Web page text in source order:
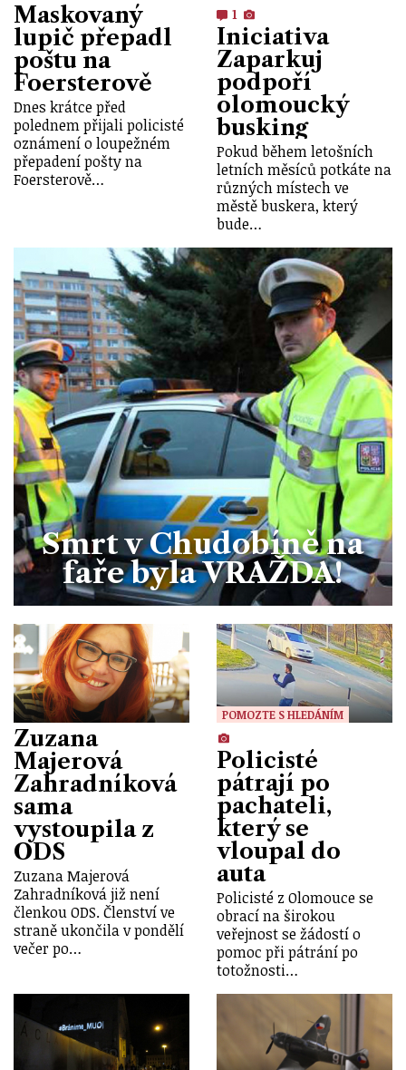
Maskovaný
lupič přepadl
poštu na
Foersterově
Dnes krátce před
polednem přijali policisté
oznámení o loupežném
přepadení pošty na
Foersterově…
1
Iniciativa
Zaparkuj
podpoří
olomoucký
busking
Pokud během letošních
letních měsíců potkáte na
různých místech ve
městě buskera, který
bude…
Smrt v Chudobíně na
faře byla VRAŽDA!
Zuzana
Majerová
Zahradníková
sama
vystoupila z
ODS
Zuzana Majerová
Zahradníková již není
členkou ODS. Členství ve
straně ukončila v pondělí
večer po…
POMOZTE S HLEDÁNÍM
Policisté
pátrají po
pachateli,
který se
vloupal do
auta
Policisté z Olomouce se
obrací na širokou
veřejnost se žádostí o
pomoc při pátrání po
totožnosti…